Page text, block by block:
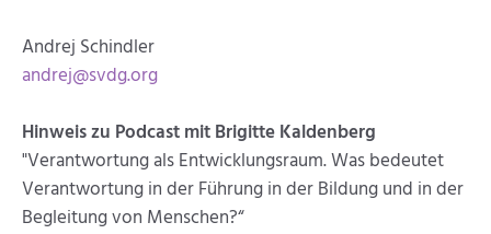
Andrej Schindler
andrej@svdg.org
Hinweis zu Podcast mit Brigitte Kaldenberg
"Verantwortung als Entwicklungsraum. Was bedeutet
Verantwortung in der Führung in der Bildung und in der
Begleitung von Menschen?“